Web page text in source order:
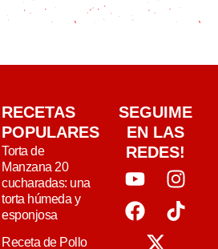
RECETAS
POPULARES
Torta de
Manzana 20
cucharadas: una
torta húmeda y
esponjosa
Receta de Pollo
SEGUIME
EN LAS
REDES!